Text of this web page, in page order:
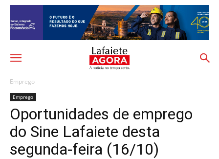
Emprego
Emprego
Oportunidades de emprego
do Sine Lafaiete desta
segunda-feira (16/10)